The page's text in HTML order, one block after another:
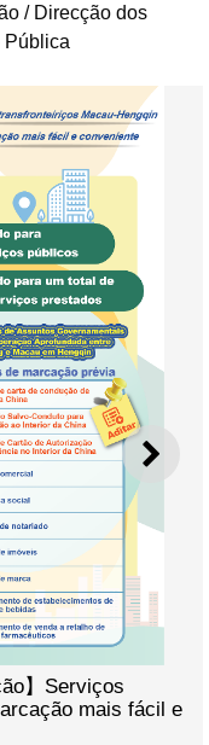
/ Direcção dos
Pública
】Serviços
mais fácil e